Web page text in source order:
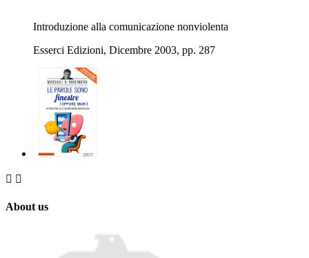
Introduzione alla comunicazione nonviolenta
Esserci Edizioni, Dicembre 2003, pp. 287
 
About us